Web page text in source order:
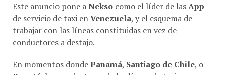
Este anuncio pone aNekso como el líder de lasApp
de servicio de taxi enVenezuela, y el esquema de
trabajar con las líneas constituidas en vez de
conductores a destajo.
En momentos dondePanamá, Santiago de Chile, o